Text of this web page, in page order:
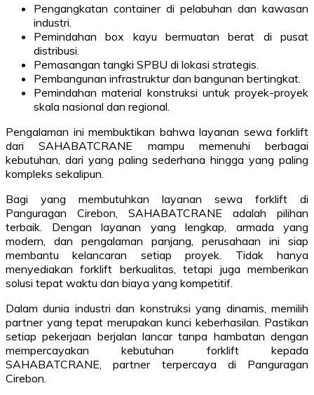
Pengangkatan container di pelabuhan dan kawasan
industri.
Pemindahan box kayu bermuatan berat di pusat
distribusi.
Pemasangan tangki SPBU di lokasi strategis.
Pembangunan infrastruktur dan bangunan bertingkat.
Pemindahan material konstruksi untuk proyek-proyek
skala nasional dan regional.
Pengalaman ini membuktikan bahwa layanan sewa forklift
dari SAHABATCRANE mampu memenuhi berbagai
kebutuhan, dari yang paling sederhana hingga yang paling
kompleks sekalipun.
Bagi yang membutuhkan layanan sewa forklift di
Panguragan Cirebon, SAHABATCRANE adalah pilihan
terbaik. Dengan layanan yang lengkap, armada yang
modern, dan pengalaman panjang, perusahaan ini siap
membantu kelancaran setiap proyek. Tidak hanya
menyediakan forklift berkualitas, tetapi juga memberikan
solusi tepat waktu dan biaya yang kompetitif.
Dalam dunia industri dan konstruksi yang dinamis, memilih
partner yang tepat merupakan kunci keberhasilan. Pastikan
setiap pekerjaan berjalan lancar tanpa hambatan dengan
mempercayakan kebutuhan forklift kepada
SAHABATCRANE, partner terpercaya di Panguragan
Cirebon.